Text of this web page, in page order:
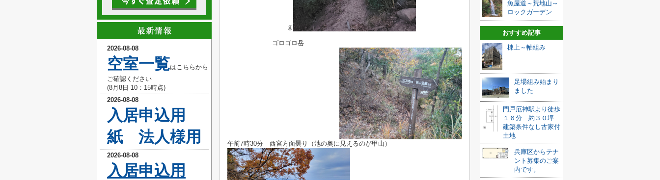
ｇ
ゴロゴロ岳
午前7時30分 西宮方面曇り（池の奥に見えるのが甲山）
魚屋道～荒地山～
ロックガーデン
おすすめ記事
棟上～軸組み
足場組み始まり
ました
門戸厄神駅より徒歩
１６分 約３０坪
建築条件なし古家付
土地
兵庫区からテナ
ント募集のご案
内です。
2026-08-08
空室一覧はこちらから
ご確認ください
(8月8 日 10 ：15時点)
2026-08-08
入居申込用
紙 法人様用
2026-08-08
入居申込用